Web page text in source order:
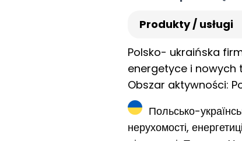
Produkty / usługi
Polsko- ukraińska
energetyce i nowych
Obszar aktywności:
Польсько-
нерухомості,